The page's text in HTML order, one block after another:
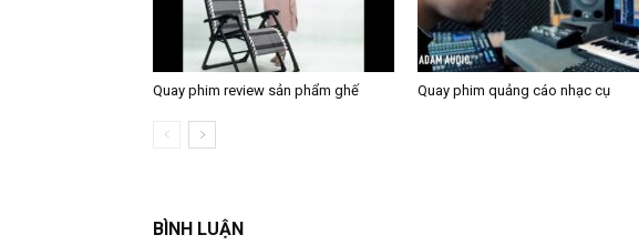
Quay phim review sản phẩm ghế Quay phim quảng cáo nhạc cụ
BÌNH LUẬN